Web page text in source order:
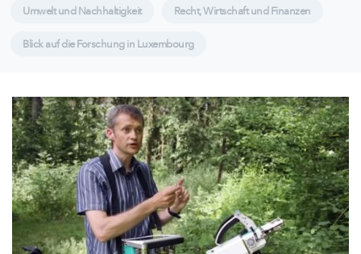
Umwelt und Nachhaltigkeit Recht, Wirtschaft und Finanzen
Blick auf die Forschung in Luxembourg